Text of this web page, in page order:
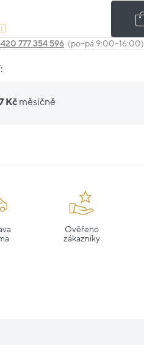
777 354 596 (po–pá 9:00–16:00)
Kč měsíčně
Ověřeno
zákazníky